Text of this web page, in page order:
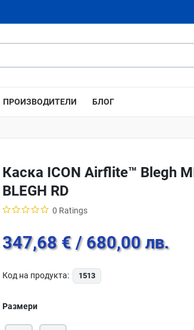
ПРОИЗВОДИТЕЛИ БЛОГ
Каска ICON Airflite™ Blegh
BLEGH RD
0 Ratings
347,68 € / 680,00 лв.
Код на продукта: 1513
Размери